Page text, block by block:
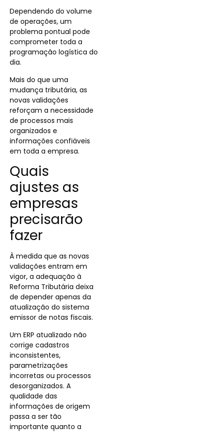
Dependendo do volume
de operações, um
problema pontual pode
comprometer toda a
programação logística do
dia.
Mais do que uma
mudança tributária, as
novas validações
reforçam a necessidade
de processos mais
organizados e
informações confiáveis
em toda a empresa.
Quais
ajustes as
empresas
precisarão
fazer
À medida que as novas
validações entram em
vigor, a adequação à
Reforma Tributária deixa
de depender apenas da
atualização do sistema
emissor de notas fiscais.
Um ERP atualizado não
corrige cadastros
inconsistentes,
parametrizações
incorretas ou processos
desorganizados. A
qualidade das
informações de origem
passa a ser tão
importante quanto a